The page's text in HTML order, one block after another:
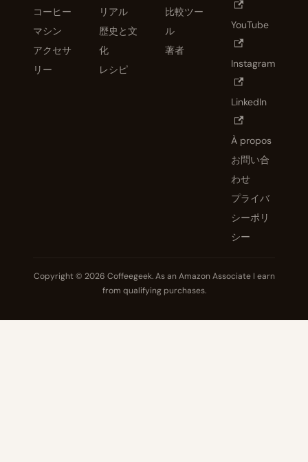
コーヒー
マシン
アクセサ
リー
リアル
歴史と文
化
レシピ
比較ツー
ル
著者
YouTube
Instagram
LinkedIn
À propos
お問い合
わせ
プライバ
シーポリ
シー
Copyright © 2026 Coffeegeek. As an Amazon Associate I earn
from qualifying purchases.